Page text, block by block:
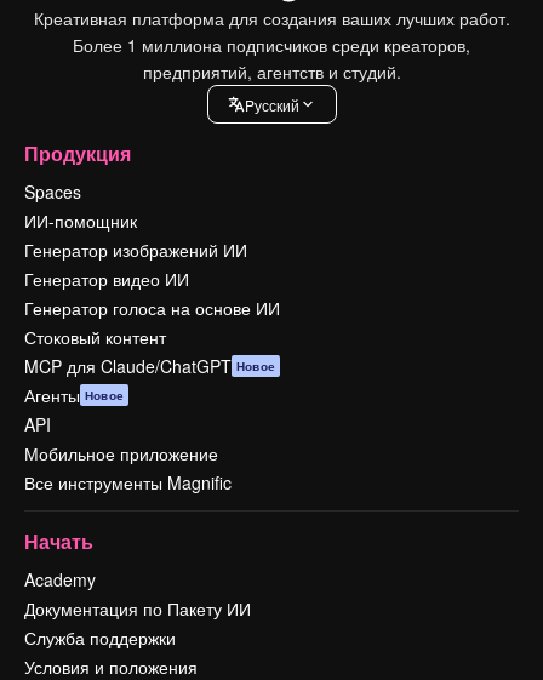
Креативная платформа для создания ваших лучших работ.
Более 1 миллиона подписчиков среди креаторов,
предприятий, агентств и студий.
Pусский
Продукция
Spaces
ИИ-помощник
Генератор изображений ИИ
Генератор видео ИИ
Генератор голоса на основе ИИ
Стоковый контент
MCP для Claude/ChatGPT Новое
Агенты Новое
API
Мобильное приложение
Все инструменты Magnific
Начать
Academy
Документация по Пакету ИИ
Служба поддержки
Условия и положения